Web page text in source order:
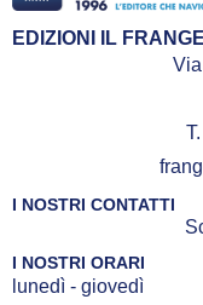
EDIZIONI IL
I NOSTRI CONTATTI
I NOSTRI ORARI
lunedì - giovedì